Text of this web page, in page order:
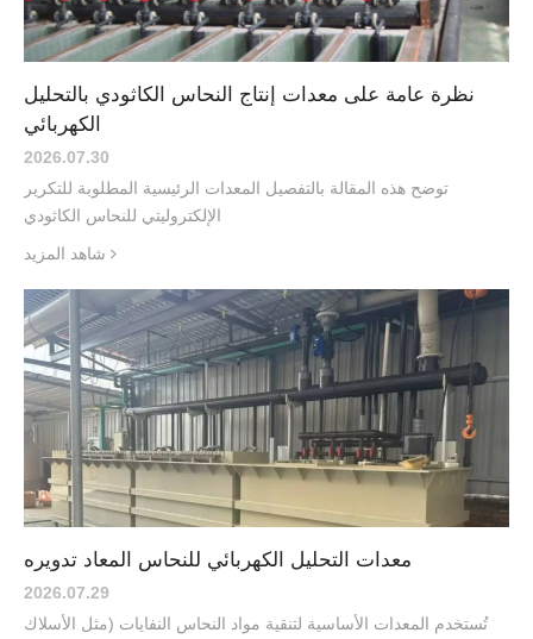
نظرة عامة على معدات إنتاج النحاس الكاثودي بالتحليل
الكهربائي
2026.07.30
توضح هذه المقالة بالتفصيل المعدات الرئيسية المطلوبة للتكرير
الإلكتروليتي للنحاس الكاثودي
معدات التحليل الكهربائي للنحاس المعاد تدويره
2026.07.29
تُستخدم المعدات الأساسية لتنقية مواد النحاس النفايات (مثل الأسلاك